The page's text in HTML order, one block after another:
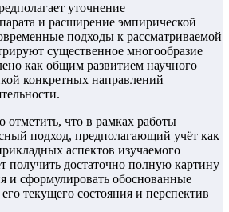
уточнение
и расширение эмпирической
подходы к рассматриваемой
существенное многообразие
как общим развитием научного
конкретных направлений
что в рамках работы
подход, предполагающий учёт как
аспектов изучаемого
получить достаточно полную картину
и сформулировать обоснованные
текущего состояния и перспектив